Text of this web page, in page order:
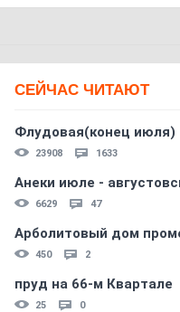
СЕЙЧАС ЧИТАЮТ
Флудовая(конец июля)
23908 1633
Анеки июле -
6629 47
Арболитовый дом
450 2
пруд на 66-м Квартале
25 0